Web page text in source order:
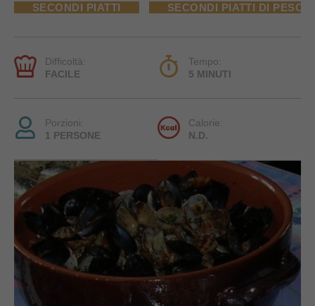
SECONDI PIATTI SECONDI PIATTI DI PESCE
Difficoltà:
FACILE
Tempo:
5 MINUTI
Porzioni:
1 PERSONE
Calorie:
N.D.